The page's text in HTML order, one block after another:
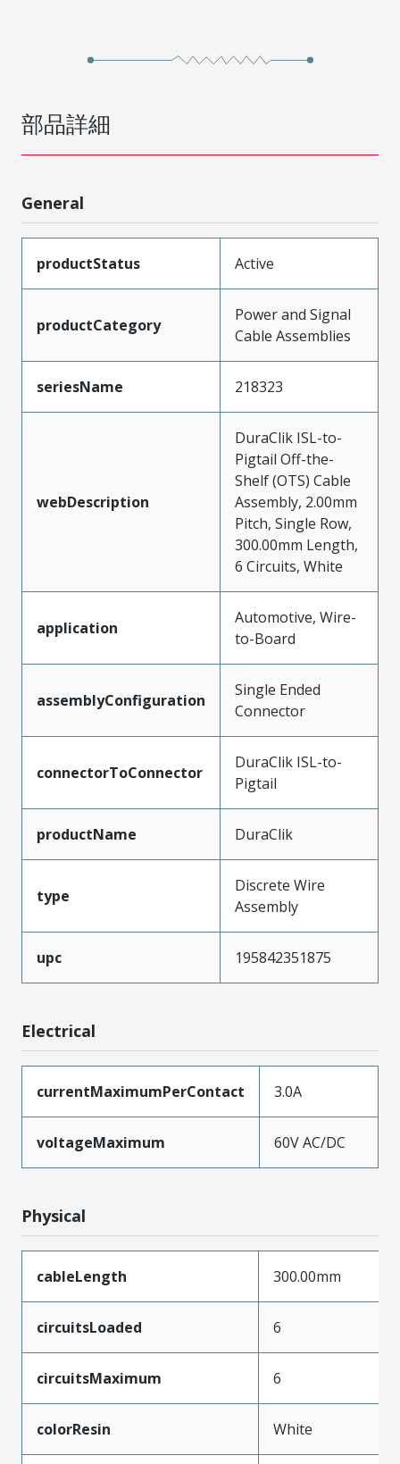
部品詳細
General
productStatus Active
productCategory
Power and Signal
Cable Assemblies
seriesName 218323
webDescription
DuraClik ISL-to-
Pigtail Off-the-
Shelf (OTS) Cable
Assembly, 2.00mm
Pitch, Single Row,
300.00mm Length,
6 Circuits, White
application
Automotive, Wire-
to-Board
assemblyConfiguration
Single Ended
Connector
connectorToConnector
DuraClik ISL-to-
Pigtail
productName DuraClik
type
Discrete Wire
Assembly
upc 195842351875
Electrical
currentMaximumPerContact 3.0A
voltageMaximum 60V AC/DC
Physical
cableLength 300.00mm
circuitsLoaded 6
circuitsMaximum 6
colorResin White